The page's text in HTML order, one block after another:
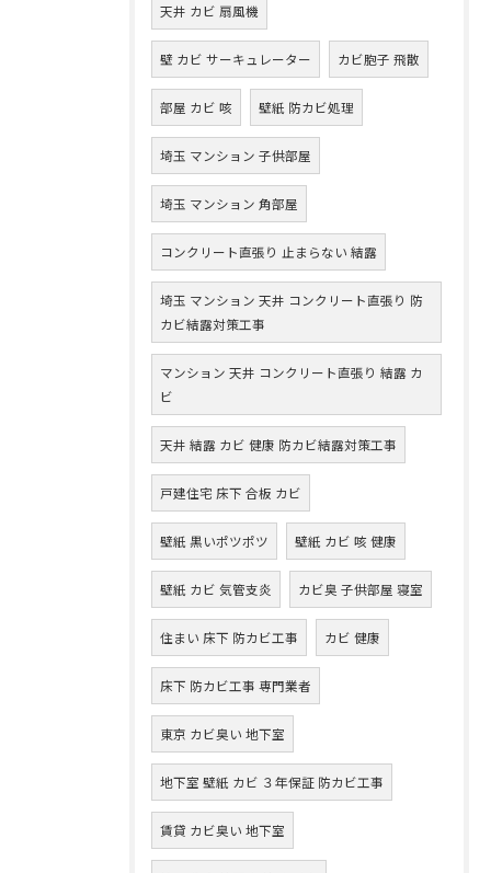
天井 カビ 扇風機
壁 カビ サーキュレーター カビ胞子 飛散
部屋 カビ 咳 壁紙 防カビ処理
埼玉 マンション 子供部屋
埼玉 マンション 角部屋
コンクリート直張り 止まらない 結露
埼玉 マンション 天井 コンクリート直張り 防
カビ結露対策工事
マンション 天井 コンクリート直張り 結露 カ
ビ
天井 結露 カビ 健康 防カビ結露対策工事
戸建住宅 床下 合板 カビ
壁紙 黒いポツポツ 壁紙 カビ 咳 健康
壁紙 カビ 気管支炎 カビ臭 子供部屋 寝室
住まい 床下 防カビ工事 カビ 健康
床下 防カビ工事 専門業者
東京 カビ臭い 地下室
地下室 壁紙 カビ ３年保証 防カビ工事
賃貸 カビ臭い 地下室